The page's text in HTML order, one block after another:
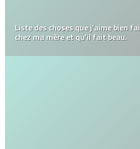
Liste des choses que j’aime bien
chez ma mère et qu’il fait beau.